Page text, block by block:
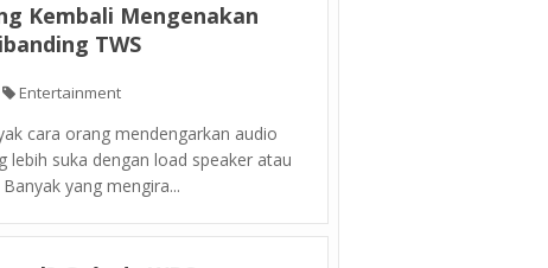
Kembali Mengenakan
TWS
Entertainment
cara orang mendengarkan audio
lebih suka dengan load speaker atau
yang mengira...